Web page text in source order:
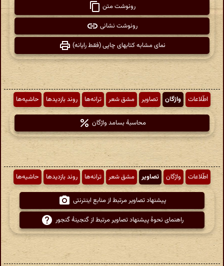
رونوشت متن
رونوشت نشانی
نمای مشابه کتابهای چاپی (فقط رایانه)
اطّلاعات واژگان تصاویر مشق شعر ترانه‌ها روند بازدیدها حاشیه‌ها
محاسبهٔ بسامد واژگان
اطّلاعات واژگان تصاویر مشق شعر ترانه‌ها روند بازدیدها حاشیه‌ها
پیشنهاد تصاویر مرتبط از منابع اینترنتی
راهنمای نحوهٔ پیشنهاد تصاویر مرتبط از گنجینهٔ گنجور